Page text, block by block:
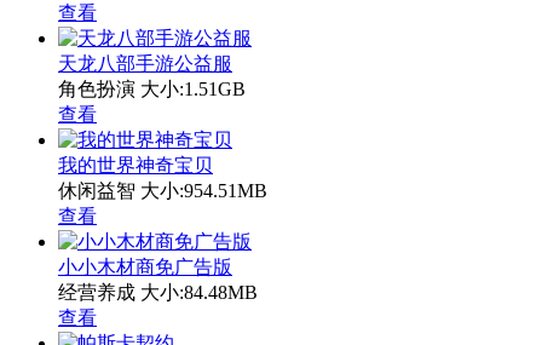
查看
天龙八部手游公益服
角色扮演 大小:1.51GB
查看
我的世界神奇宝贝
休闲益智 大小:954.51MB
查看
小小木材商免广告版
经营养成 大小:84.48MB
查看